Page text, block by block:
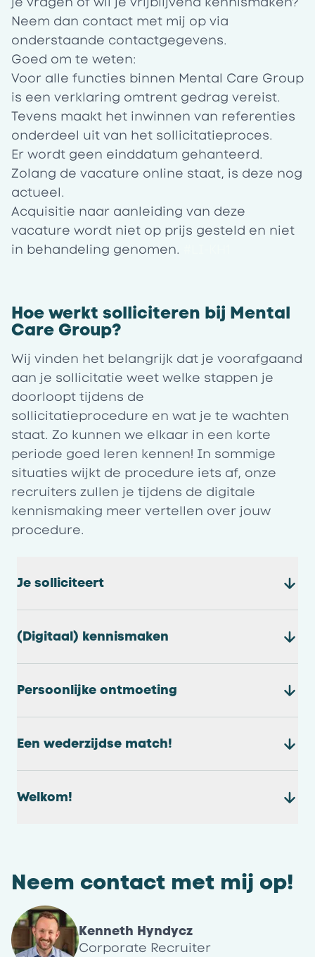
Neem dan contact met mij op via
onderstaande contactgegevens.
Goed om te weten:
Voor alle functies binnen Mental Care Group
is een verklaring omtrent gedrag vereist.
Tevens maakt het inwinnen van referenties
onderdeel uit van het sollicitatieproces.
Er wordt geen einddatum gehanteerd.
Zolang de vacature online staat, is deze nog
actueel.
Acquisitie naar aanleiding van deze
vacature wordt niet op prijs gesteld en niet
in behandeling genomen.
Hoe werkt solliciteren bij Mental
Care Group?
Wij vinden het belangrijk dat je voorafgaand
aan je sollicitatie weet welke stappen je
doorloopt tijdens de
sollicitatieprocedure en wat je te wachten
staat. Zo kunnen we elkaar in een korte
periode goed leren kennen! In sommige
situaties wijkt de procedure iets af, onze
recruiters zullen je tijdens de digitale
kennismaking meer vertellen over jouw
procedure.
Je solliciteert
(Digitaal) kennismaken
Persoonlijke ontmoeting
Een wederzijdse match!
Welkom!
Neem contact met mij op!
Kenneth Hyndycz
Corporate Recruiter